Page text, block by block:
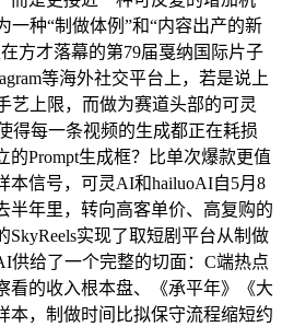
一种“制做体例”和“内容出产的新
方才落幕的第79届戛纳国际片子
等海外社交平台上，若是说上
艺上限，而做为赛道头部的可灵
得每一条视频的生成都正在耗损
的Prompt生成框？比单次爆款更值
本信号，可灵AI和hailuoAI自5月8
半年里，转向高客单价、高复购的
实现了取短剧平台从制做
供给了一个完整的切面：C端热点
看的收入根本盘、《承平年》《大
本，制做时间比拟保守流程缩短约